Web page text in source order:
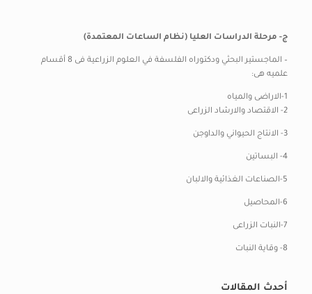
ج- مرحلة الدراسات العليا (نظام الساعات المعتمدة)
– الماجستير البحثي ودكتوراه الفلسفة في العلوم الزراعية فى 8 أقسام
علميه هى:
1-الاراضى والمياه
2- الاقتصاد والارشاد الزراعى
3- الانتاج الحيواني والداوجن
4- البساتين
5-الصناعات الغذائية والالبان
6-المحاصيل
7-النبات الزراعى
8- وقاية النبات
أحدث المقالات